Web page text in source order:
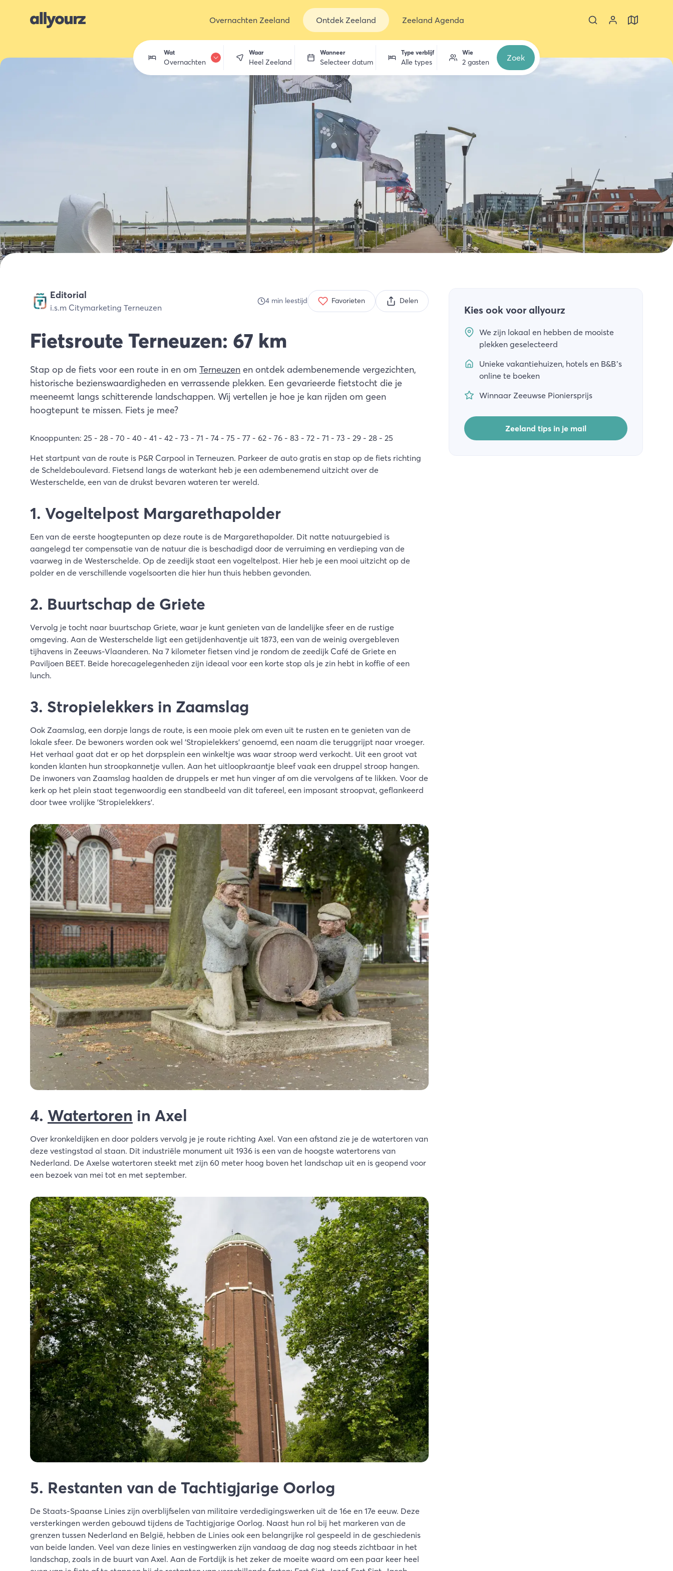
Overnachten Zeeland Ontdek Zeeland Zeeland Agenda
Wat
Overnachten
Waar
Heel Zeeland
Wanneer
Selecteer datum
Type verblijf
Alle types
Wie
2 gasten Zoek
Fietsroute Terneuzen: 67 km
Stap op de fiets voor een route in en om Terneuzen en ontdek adembenemende vergezichten,
historische bezienswaardigheden en verrassende plekken. Een gevarieerde fietstocht die je
meeneemt langs schitterende landschappen. Wij vertellen je hoe je kan rijden om geen
hoogtepunt te missen. Fiets je mee?
Editorial
i.s.m Citymarketing Terneuzen
4min leestijd Favorieten Delen
Knooppunten: 25 - 28 - 70 - 40 - 41 - 42 - 73 - 71 - 74 - 75 - 77 - 62 - 76 - 83 - 72 - 71 - 73 - 29 - 28 - 25
Het startpunt van de route is P&R Carpool in Terneuzen. Parkeer de auto gratis en stap op de fiets richting
de Scheldeboulevard. Fietsend langs de waterkant heb je een adembenemend uitzicht over de
Westerschelde, een van de drukst bevaren wateren ter wereld.
1. Vogeltelpost Margarethapolder
Een van de eerste hoogtepunten op deze route is de Margarethapolder. Dit natte natuurgebied is
aangelegd ter compensatie van de natuur die is beschadigd door de verruiming en verdieping van de
vaarweg in de Westerschelde. Op de zeedijk staat een vogeltelpost. Hier heb je een mooi uitzicht op de
polder en de verschillende vogelsoorten die hier hun thuis hebben gevonden.
2. Buurtschap de Griete
Vervolg je tocht naar buurtschap Griete, waar je kunt genieten van de landelijke sfeer en de rustige
omgeving. Aan de Westerschelde ligt een getijdenhaventje uit 1873, een van de weinig overgebleven
tijhavens in Zeeuws-Vlaanderen. Na 7 kilometer fietsen vind je rondom de zeedijk Café de Griete en
Paviljoen BEET. Beide horecagelegenheden zijn ideaal voor een korte stop als je zin hebt in koffie of een
lunch.
3. Stropielekkers in Zaamslag
Ook Zaamslag, een dorpje langs de route, is een mooie plek om even uit te rusten en te genieten van de
lokale sfeer. De bewoners worden ook wel 'Stropielekkers' genoemd, een naam die teruggrijpt naar vroeger.
Het verhaal gaat dat er op het dorpsplein een winkeltje was waar stroop werd verkocht. Uit een groot vat
konden klanten hun stroopkannetje vullen. Aan het uitloopkraantje bleef vaak een druppel stroop hangen.
De inwoners van Zaamslag haalden de druppels er met hun vinger af om die vervolgens af te likken. Voor de
kerk op het plein staat tegenwoordig een standbeeld van dit tafereel, een imposant stroopvat, geflankeerd
door twee vrolijke 'Stropielekkers'.
4. Watertoren in Axel
Over kronkeldijken en door polders vervolg je je route richting Axel. Van een afstand zie je de watertoren van
deze vestingstad al staan. Dit industriële monument uit 1936 is een van de hoogste watertorens van
Nederland. De Axelse watertoren steekt met zijn 60 meter hoog boven het landschap uit en is geopend voor
een bezoek van mei tot en met september.
5. Restanten van de Tachtigjarige Oorlog
De Staats-Spaanse Linies zijn overblijfselen van militaire verdedigingswerken uit de 16e en 17e eeuw. Deze
versterkingen werden gebouwd tijdens de Tachtigjarige Oorlog. Naast hun rol bij het markeren van de
grenzen tussen Nederland en België, hebben de Linies ook een belangrijke rol gespeeld in de geschiedenis
van beide landen. Veel van deze linies en vestingwerken zijn vandaag de dag nog steeds zichtbaar in het
landschap, zoals in de buurt van Axel. Aan de Fortdijk is het zeker de moeite waard om een paar keer heel
Kies ook voor allyourz
We zijn lokaal en hebben de mooiste
plekken geselecteerd
Unieke vakantiehuizen, hotels en B&B’s
online te boeken
Winnaar Zeeuwse Pioniersprijs
Zeeland tips in je mail